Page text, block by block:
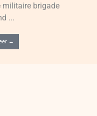
militaire brigade
...
→